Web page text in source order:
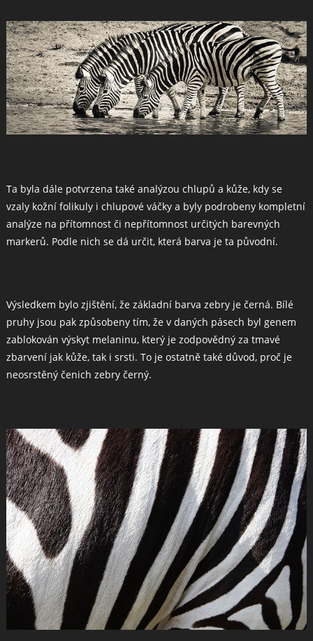
Ta byla dále potvrzena také analýzou chlupů a kůže, kdy se
vzaly kožní folikuly i chlupové váčky a byly podrobeny kompletní
analýze na přítomnost či nepřítomnost určitých barevných
markerů. Podle nich se dá určit, která barva je ta původní.
Výsledkem bylo zjištění, že základní barva zebry je černá. Bílé
pruhy jsou pak způsobeny tím, že v daných pásech byl genem
zablokován výskyt melaninu, který je zodpovědný za tmavé
zbarvení jak kůže, tak i srsti. To je ostatně také důvod, proč je
neosrstěný čenich zebry černý.